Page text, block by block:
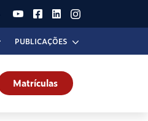
PUBLICAÇÕES
Matrículas